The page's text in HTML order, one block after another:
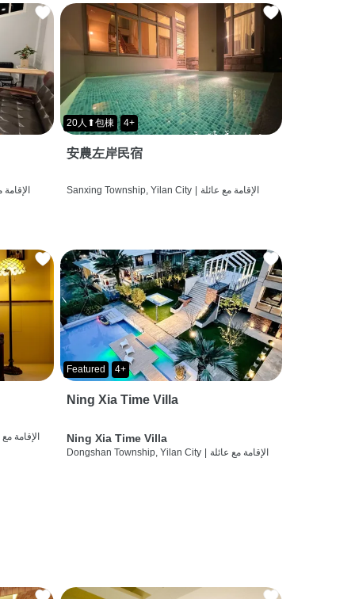
الإقامة
20人⬆包棟 4+
安農左岸民宿
Sanxing Township, Yilan City | الإقامة مع عائلة
الإقامة مع
Featured 4+
Ning Xia Time Villa
Ning Xia Time Villa
Dongshan Township, Yilan City | الإقامة مع عائلة